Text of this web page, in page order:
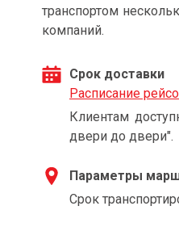
транспортом
компаний.
Срок доставки
Расписание
Клиентам
двери до двери".
Параметры
Срок